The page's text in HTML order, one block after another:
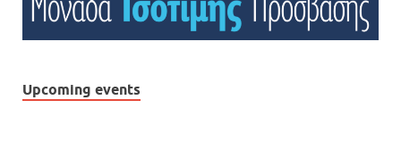
Upcoming events